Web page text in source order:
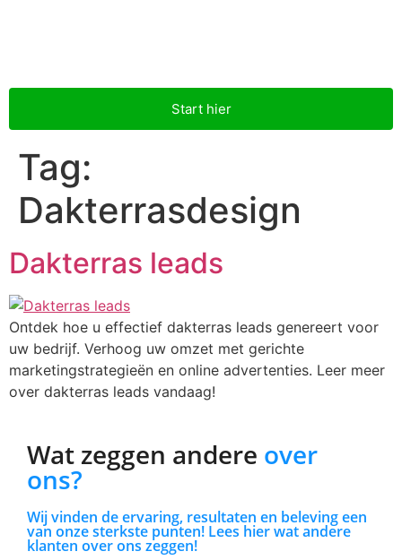
Start hier
Tag:
Dakterrasdesign
Dakterras leads
Ontdek hoe u effectief dakterras leads genereert voor
uw bedrijf. Verhoog uw omzet met gerichte
marketingstrategieën en online advertenties. Leer meer
over dakterras leads vandaag!
Wat zeggen andere over
ons?
Wij vinden de ervaring, resultaten en beleving een
van onze sterkste punten! Lees hier wat andere
klanten over ons zeggen!